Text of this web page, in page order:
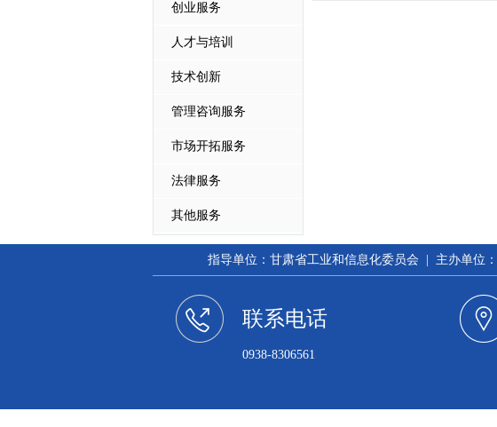
创业服务
人才与培训
技术创新
管理咨询服务
市场开拓服务
法律服务
其他服务
指导单位：甘肃省工业和信息化委员会 | 主办单位
联系电话
0938-8306561